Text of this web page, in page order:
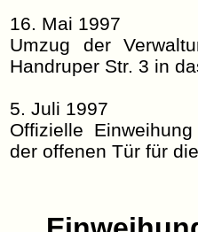
16. Mai 1997
Umzug der
Handruper Str. 3 in
5. Juli 1997
Offizielle
der offenen Tür für